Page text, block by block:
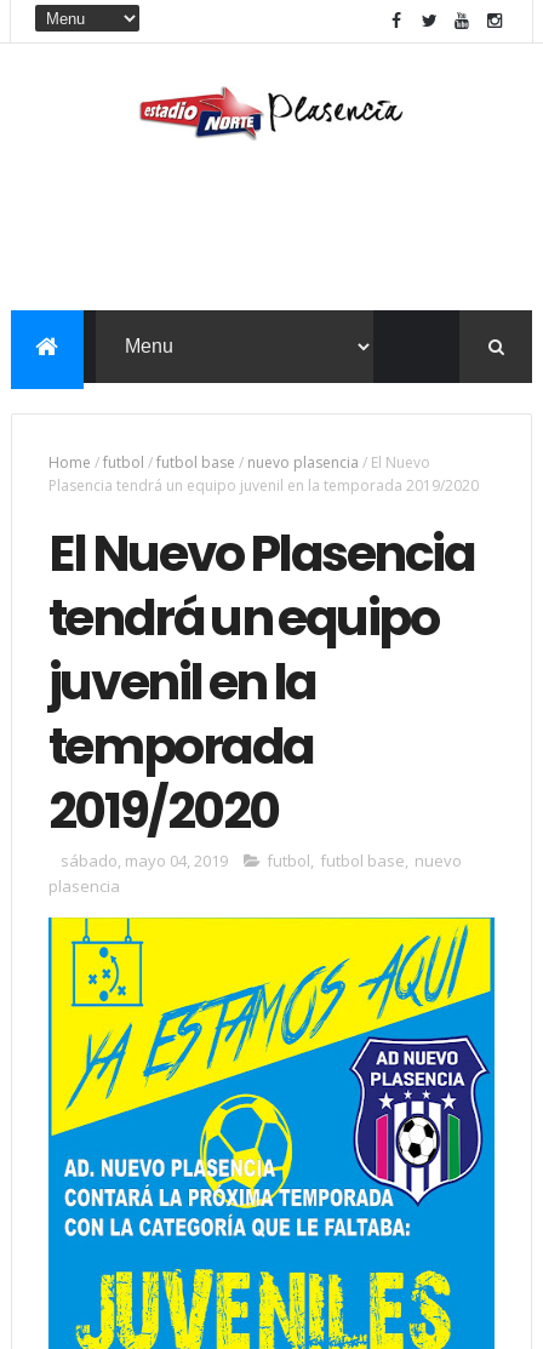
Home /futbol /futbol base / nuevo plasencia / El Nuevo
Plasencia tendrá un equipo juvenil en la temporada 2019/2020
El Nuevo Plasencia
tendrá un equipo
juvenil en la
temporada
2019/2020
sábado, mayo 04, 2019 futbol, futbol base, nuevo
plasencia